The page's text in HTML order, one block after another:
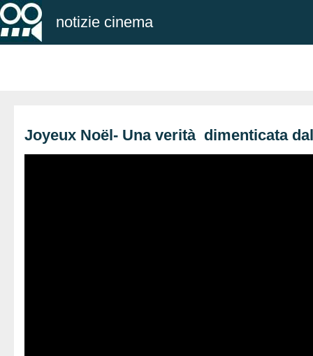
notizie cinema
Joyeux Noël- Una verità dimenticata